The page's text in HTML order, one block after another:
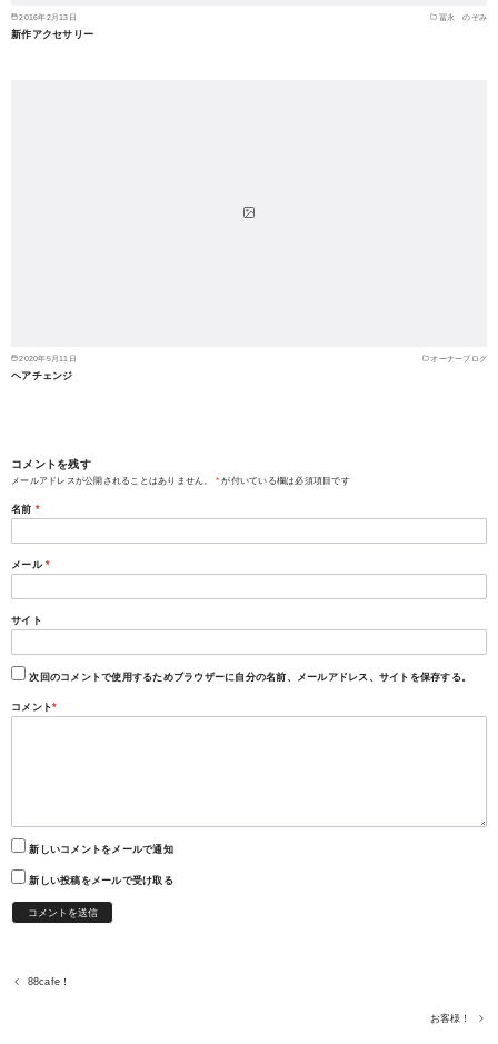
2016年2月13日 冨永 のぞみ
新作アクセサリー
2020年5月11日 オーナーブログ
ヘアチェンジ
コメントを残す
メールアドレスが公開されることはありません。 * が付いている欄は必須項目です
名前 *
メール *
サイト
次回のコメントで使用するためブラウザーに自分の名前、メールアドレス、サイトを保存する。
コメント*
新しいコメントをメールで通知
新しい投稿をメールで受け取る
88cafe！
お客様！